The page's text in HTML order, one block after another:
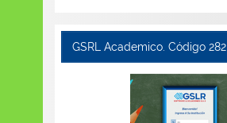
GSRL Academico. Código 282